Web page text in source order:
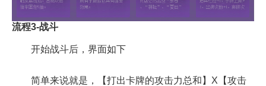
流程3-战斗
开始战斗后，界面如下
简单来说就是，【打出卡牌的攻击力总和】X【攻击